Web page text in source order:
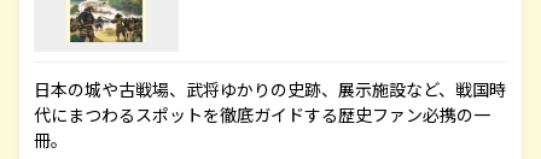
日本の城や古戦場、武将ゆかりの史跡、展示施設など、戦国時
代にまつわるスポットを徹底ガイドする歴史ファン必携の一
冊。